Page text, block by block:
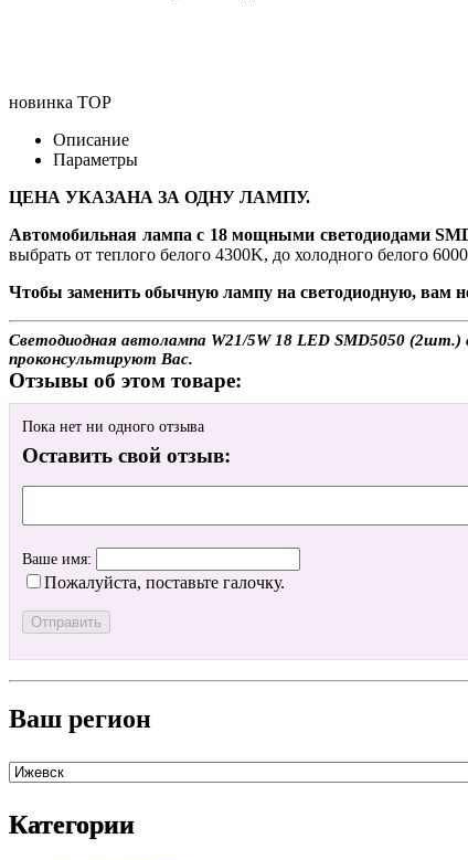
новинка TOP
Описание
Параметры
ЦЕНА УКАЗАНА ЗА ОДНУ ЛАМПУ.
Автомобильная лампа с 18 мощными светодиодами
выбрать от теплого белого 4300K, до холодного белого
Чтобы заменить обычную лампу на светодиодную, вам
Светодиодная автолампа W21/5W 18 LED SMD5050
проконсультируют Вас.
Отзывы об этом товаре:
Пока нет ни одного отзыва
Оставить свой отзыв:
Ваше имя:
Пожалуйста, поставьте галочку.
Ваш регион
Категории